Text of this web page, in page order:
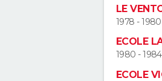
LE
1978 - 1980
ECOLE
1980 - 1984
ECOLE